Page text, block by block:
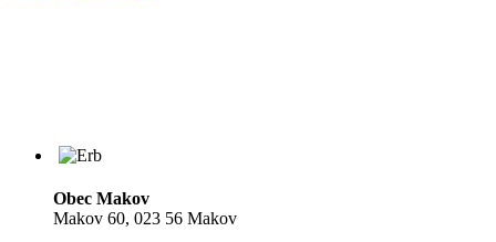
Obec Makov
Makov 60, 023 56 Makov